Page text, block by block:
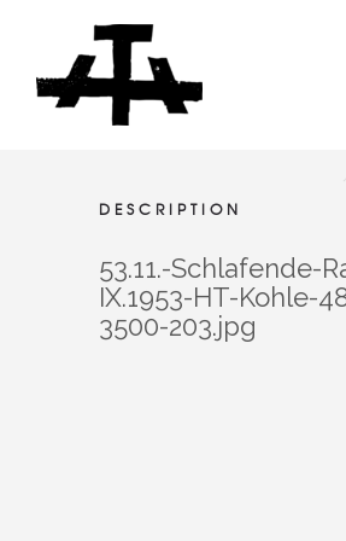
DESCRIPTION
53.11.-Schlafende-
IX.1953-HT-Kohle-
3500-203.jpg